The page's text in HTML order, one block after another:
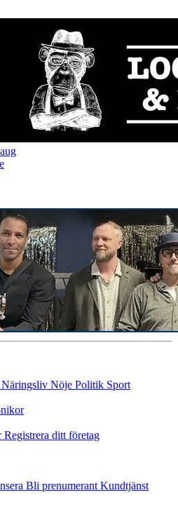
Näringsliv Nöje Politik Sport
Registrera ditt företag
Bli prenumerant Kundtjänst